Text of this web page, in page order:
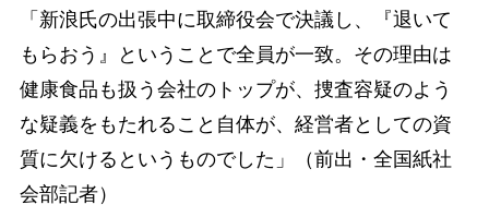
「新浪氏の出張中に取締役会で決議し、『退いて
もらおう』ということで全員が一致。その理由は
健康食品も扱う会社のトップが、捜査容疑のよう
な疑義をもたれること自体が、経営者としての資
質に欠けるというものでした」（前出・全国紙社
会部記者）